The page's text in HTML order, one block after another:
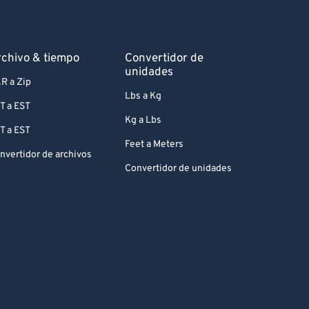
& tiempo
a Zip
a EST
a EST
de archivos
Convertidor de
unidades
Lbs a Kg
Kg a Lbs
Feet a Meters
Convertidor de unidades